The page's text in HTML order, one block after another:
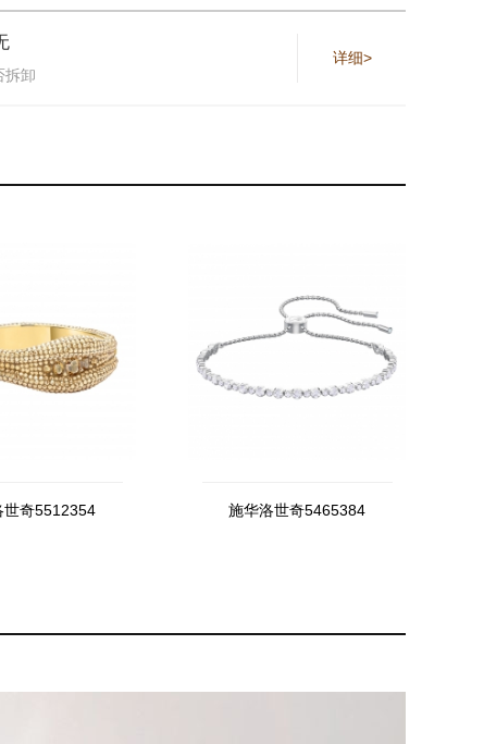
拆卸
详细>
世奇5512354 施华洛世奇5465384